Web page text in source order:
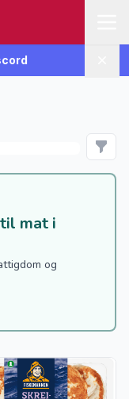
mat i
og
350g
detaljer for